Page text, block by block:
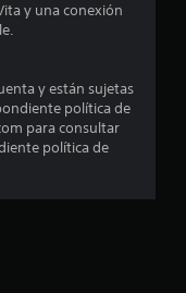
y una conexión
y están sujetas
política de
para consultar
política de